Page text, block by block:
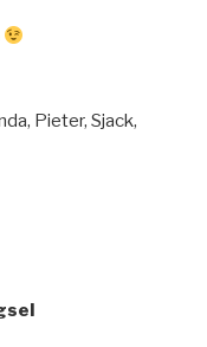
Pieter, Sjack,